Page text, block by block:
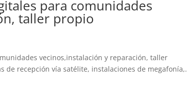
para comunidades
taller propio
vecinos,instalación y reparación, taller
de recepción vía satélite, instalaciones de megafonía,.